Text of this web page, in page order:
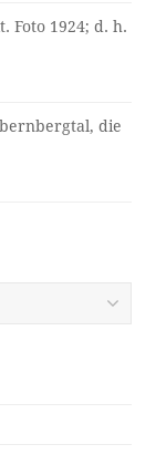
Foto 1924; d. h.
die